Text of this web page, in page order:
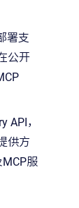
署支
公开
API，
供方
服